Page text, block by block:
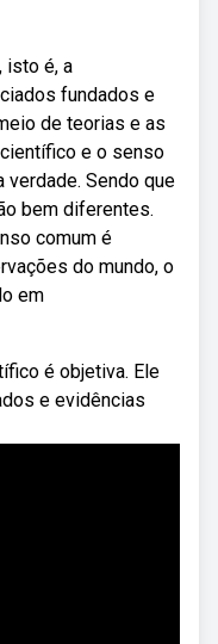
isto é, a
fundados e
de teorias e as
e o senso
verdade. Sendo que
bem diferentes.
comum é
do mundo, o
em
é objetiva. Ele
e evidências